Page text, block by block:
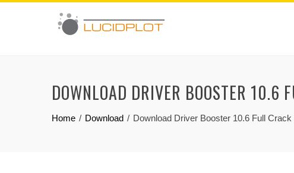
DOWNLOAD DRIVER BOOSTER 10.6
Home Download Download Driver Booster 10.6 Full